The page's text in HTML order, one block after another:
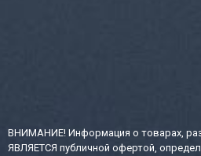
ВНИМАНИЕ! Информация о товарах,
ЯВЛЯЕТСЯ публичной офертой,